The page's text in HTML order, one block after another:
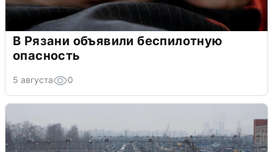
В Рязани объявили беспилотную
опасность
5 августа 0